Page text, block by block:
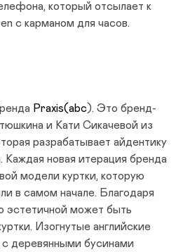
который отсылает к
с карманом для часов.
Praxis(abc). Это бренд-
и Кати Сикачевой из
разрабатывает айдентику
Каждая новая итерация бренда
модели куртки, которую
в самом начале. Благодаря
эстетичной может быть
Изогнутые английские
с деревянными бусинами